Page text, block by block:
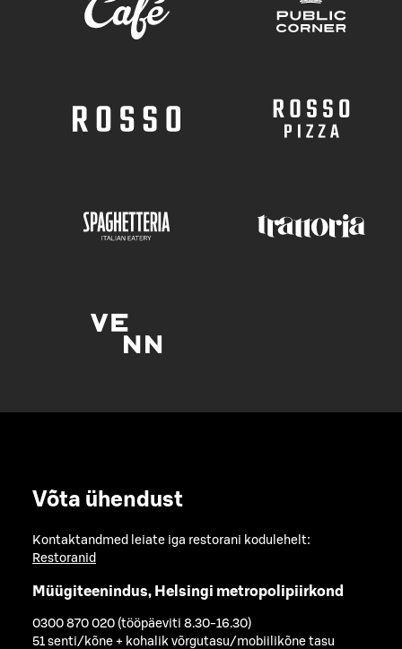
Võta ühendust
Kontaktandmed leiate iga restorani kodulehelt:
Restoranid
Müügiteenindus, Helsingi metropolipiirkond
0300 870 020 (tööpäeviti 8.30-16.30)
51 senti/kõne + kohalik võrgutasu/mobiilikõne tasu